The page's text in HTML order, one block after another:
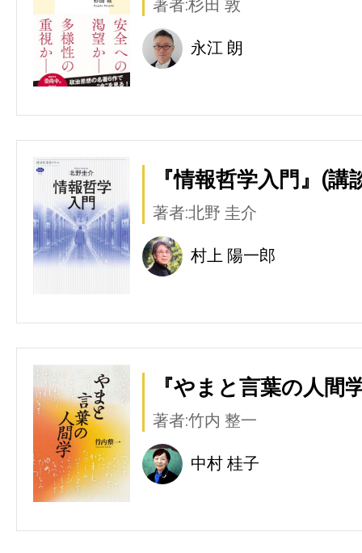
著者:杉田 敦
永江 朗
『情報哲学入門』(講
著者:北野 圭介
村上 陽一郎
『やまと言葉の人間
著者:竹内 整一
中村 桂子